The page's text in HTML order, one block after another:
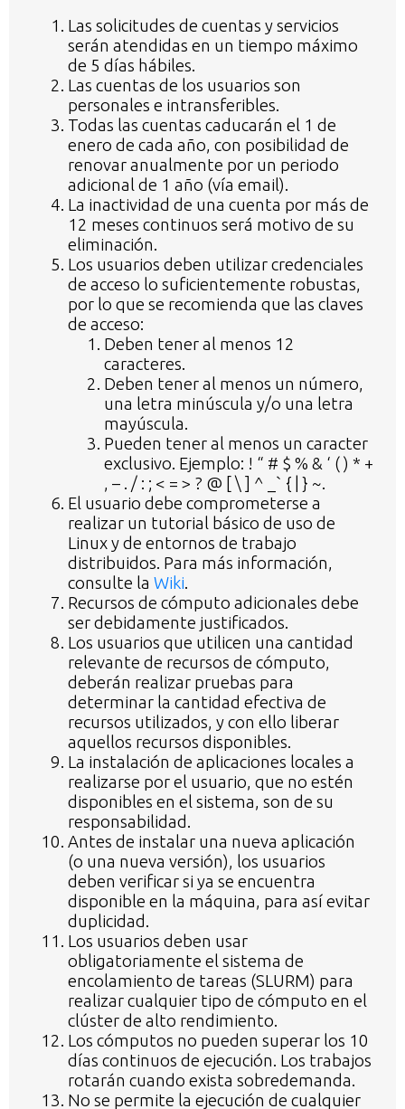
Las solicitudes de cuentas y servicios
serán atendidas en un tiempo máximo
de 5 días hábiles.
Las cuentas de los usuarios son
personales e intransferibles.
Todas las cuentas caducarán el 1 de
enero de cada año, con posibilidad de
renovar anualmente por un periodo
adicional de 1 año (vía email).
La inactividad de una cuenta por más de
12 meses continuos será motivo de su
eliminación.
Los usuarios deben utilizar credenciales
de acceso lo suficientemente robustas,
por lo que se recomienda que las claves
de acceso:
Deben tener al menos 12
caracteres.
Deben tener al menos un número,
una letra minúscula y/o una letra
mayúscula.
Pueden tener al menos un caracter
exclusivo. Ejemplo: ! “ # $ % & ‘ ( ) * +
, – . / : ; < = > ? @ [ \ ] ^ _` { | } ~.
El usuario debe comprometerse a
realizar un tutorial básico de uso de
Linux y de entornos de trabajo
distribuidos. Para más información,
consulte la Wiki.
Recursos de cómputo adicionales debe
ser debidamente justificados.
Los usuarios que utilicen una cantidad
relevante de recursos de cómputo,
deberán realizar pruebas para
determinar la cantidad efectiva de
recursos utilizados, y con ello liberar
aquellos recursos disponibles.
La instalación de aplicaciones locales a
realizarse por el usuario, que no estén
disponibles en el sistema, son de su
responsabilidad.
Antes de instalar una nueva aplicación
(o una nueva versión), los usuarios
deben verificar si ya se encuentra
disponible en la máquina, para así evitar
duplicidad.
Los usuarios deben usar
obligatoriamente el sistema de
encolamiento de tareas (SLURM) para
realizar cualquier tipo de cómputo en el
clúster de alto rendimiento.
Los cómputos no pueden superar los 10
días continuos de ejecución. Los trabajos
rotarán cuando exista sobredemanda.
No se permite la ejecución de cualquier